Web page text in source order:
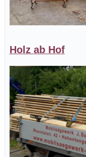
Holz ab Hof